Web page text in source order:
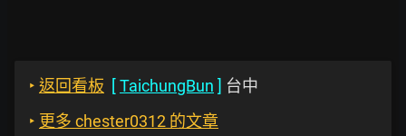
‣ 返回看板 [TaichungBun ] 台中
‣ 更多 chester0312 的文章